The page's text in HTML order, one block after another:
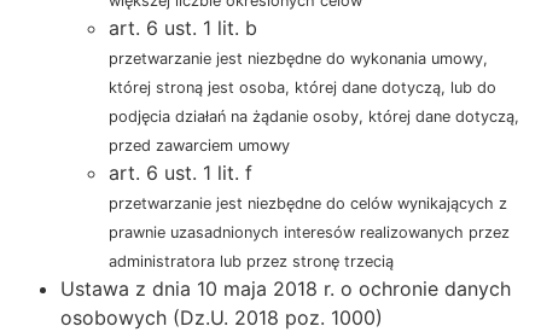
art. 6 ust. 1 lit. b
przetwarzanie jest niezbędne do wykonania umowy,
której stroną jest osoba, której dane dotyczą, lub do
podjęcia działań na żądanie osoby, której dane dotyczą,
przed zawarciem umowy
art. 6 ust. 1 lit. f
przetwarzanie jest niezbędne do celów wynikających z
prawnie uzasadnionych interesów realizowanych przez
administratora lub przez stronę trzecią
Ustawa z dnia 10 maja 2018 r. o ochronie danych
osobowych (Dz.U. 2018 poz. 1000)